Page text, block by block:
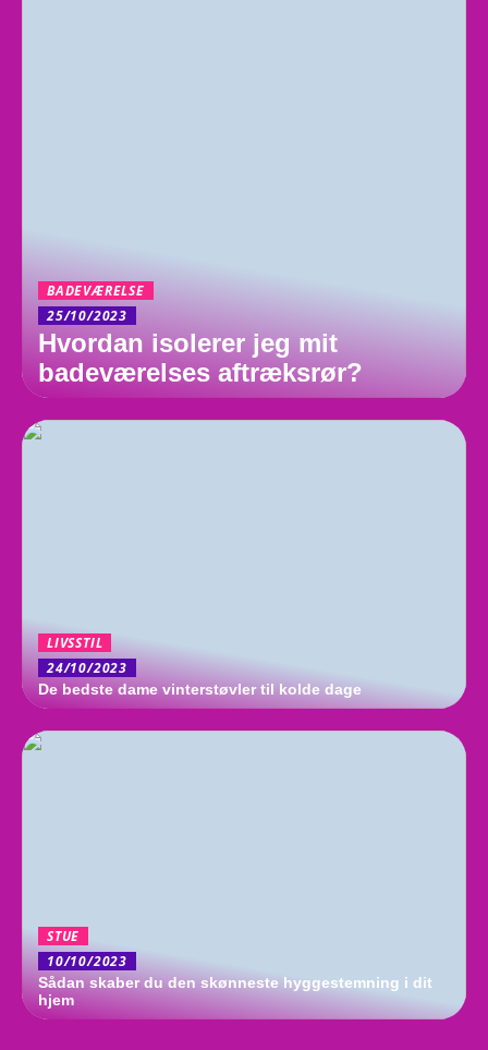
BADEVÆRELSE
25/10/2023
Hvordan isolerer jeg mit
badeværelses aftræksrør?
LIVSSTIL
24/10/2023
De bedste dame vinterstøvler til kolde dage
STUE
10/10/2023
Sådan skaber du den skønneste hyggestemning i dit
hjem